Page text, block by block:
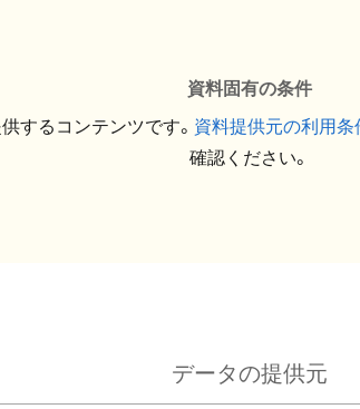
資料固有の条件
するコンテンツです。 資料提供元の利用条
確認ください。
データの提供元